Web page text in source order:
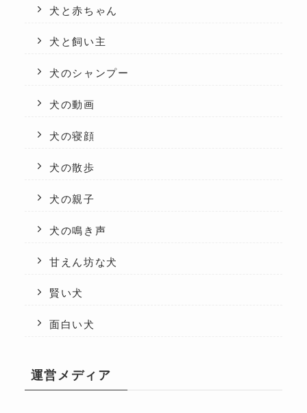
犬と赤ちゃん
犬と飼い主
犬のシャンプー
犬の動画
犬の寝顔
犬の散歩
犬の親子
犬の鳴き声
甘えん坊な犬
賢い犬
面白い犬
運営メディア